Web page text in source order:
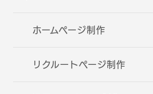
ホームページ制作
リクルートページ制作